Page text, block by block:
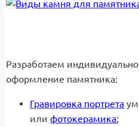
Разработаем
оформление памятника:
Гравировка портрета
илифотокерамика;